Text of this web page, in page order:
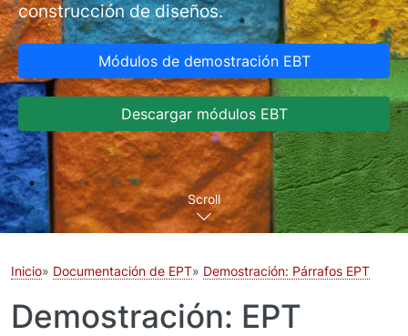
construcción de diseños.
Módulos de demostración EBT
Descargar módulos EBT
Scroll
Inicio Documentación de EPT Demostración: Párrafos EPT
Demostración: EPT